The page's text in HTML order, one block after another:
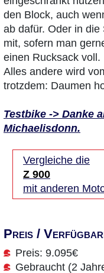
den Block, auch
ab dafür. Oder in
mit, sofern man
einen Rucksack voll.
Alles andere wird
trotzdem: Daumen
Testbike -> Danke
Michaelisdonn.
Vergleiche die
Z 900
mit anderen
Preis /
Preis: 9.095€
Gebraucht (2